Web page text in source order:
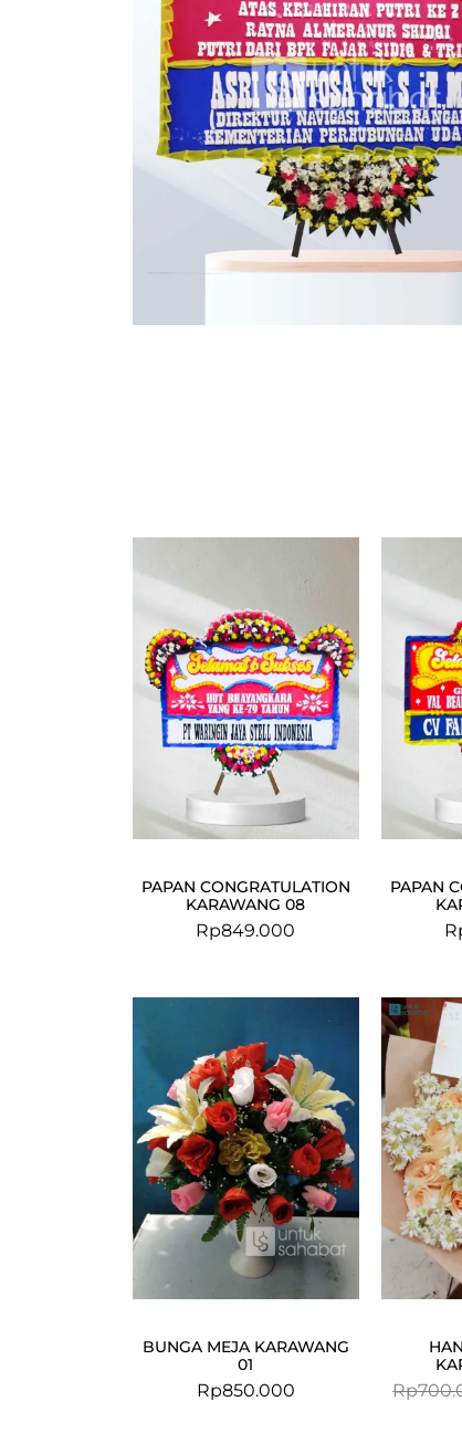
PAPAN CONGRATULATION
KARAWANG 08
Rp849.000
PAPAN
BUNGA MEJA KARAWANG
01
Rp850.000 Rp